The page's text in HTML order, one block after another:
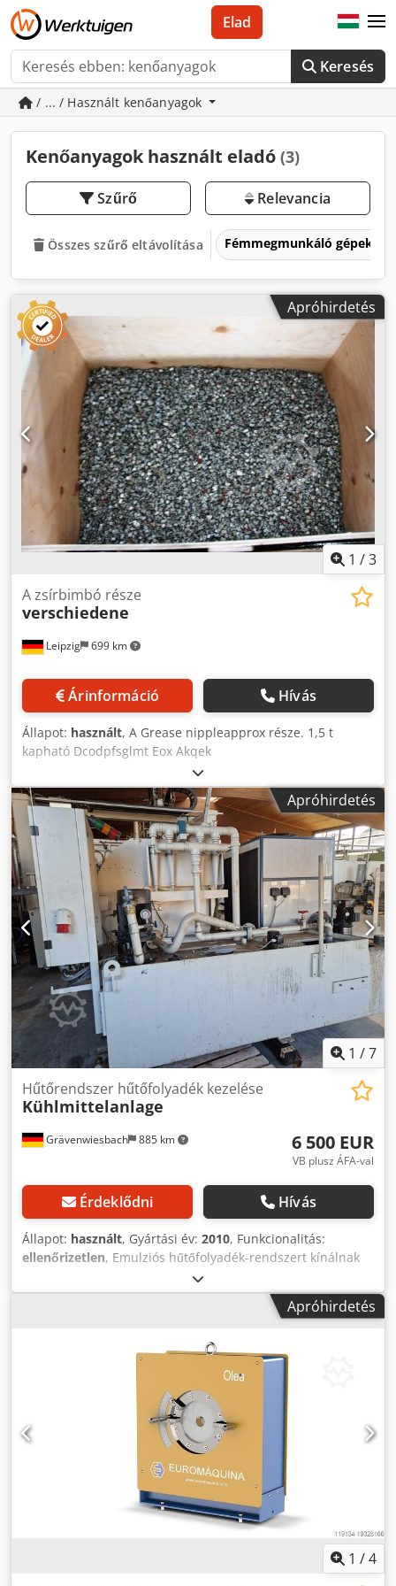
Keresés
Elad
/ ... / Használt kenőanyagok
Kenőanyagok használt eladó (3)
Szűrő Relevancia
Összes szűrő eltávolítása Fémmegmunkáló gépek és
Apróhirdetés
1 /3
Leipzig 699 km
A zsírbimbó része
verschiedene
Árinformáció Hívás
Állapot: használt, A Grease nippleapprox része. 1,5 t
kapható Dcodpfsglmt Eox Akqek
Apróhirdetés
1 /7
Grävenwiesbach 885 km
Hűtőrendszer hűtőfolyadék kezelése
Kühlmittelanlage
6 500 EUR
VB plusz ÁFA-val
Érdeklődni Hívás
Állapot: használt, Gyártási év: 2010, Funkcionalitás:
ellenőrizetlen, Emulziós hűtőfolyadék-rendszert kínálnak
övszűrővel. Gyártási év 2010 Áramlási sebesség 500l/min
Teljesítményfelvétel 21,2KW További adatok a típustáblán
Apróhirdetés
1 /4